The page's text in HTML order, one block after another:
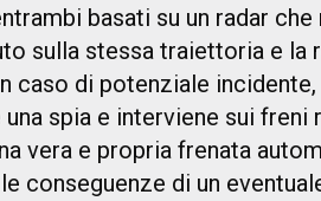
basati su un radar
sulla stessa traiettoria e la
caso di potenziale
spia e interviene sui freni
vera e propria frenata
conseguenze di un